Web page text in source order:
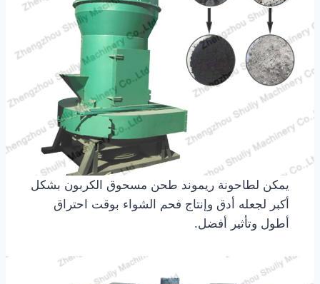
يمكن لطاحونة ريموند طحن مسحوق الكربون بشكل
أكبر لجعله أدق وإنتاج فحم الشواء بوقت احتراق
أطول وتأثير أفضل.